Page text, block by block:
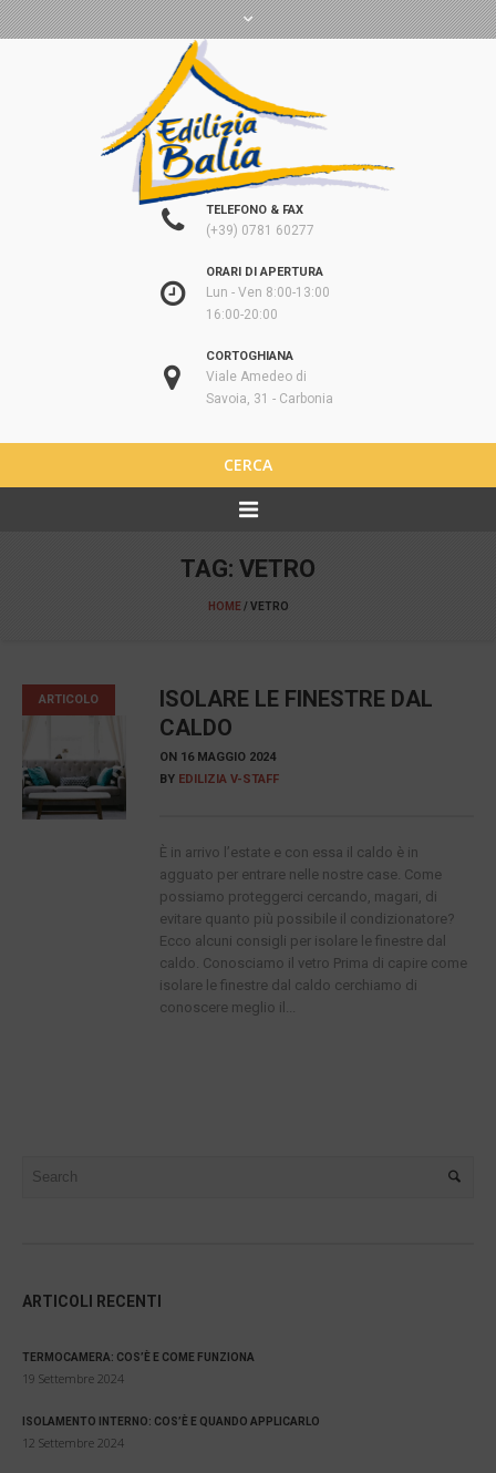
TELEFONO & FAX
(+39) 0781 60277
ORARI DI APERTURA
Lun - Ven 8:00-13:00
16:00-20:00
CORTOGHIANA
Viale Amedeo di
Savoia, 31 - Carbonia
CERCA
TAG: VETRO
HOME /VETRO
ARTICOLO
ISOLARE LE FINESTRE DAL
CALDO
ON 16 MAGGIO 2024
BY EDILIZIA V-STAFF
È in arrivo l’estate e con essa il caldo è in
agguato per entrare nelle nostre case. Come
possiamo proteggerci cercando, magari, di
evitare quanto più possibile il condizionatore?
Ecco alcuni consigli per isolare le finestre dal
caldo. Conosciamo il vetro Prima di capire come
isolare le finestre dal caldo cerchiamo di
conoscere meglio il...
ARTICOLI RECENTI
TERMOCAMERA: COS’È E COME FUNZIONA
19 Settembre 2024
ISOLAMENTO INTERNO: COS’È E QUANDO APPLICARLO
12 Settembre 2024